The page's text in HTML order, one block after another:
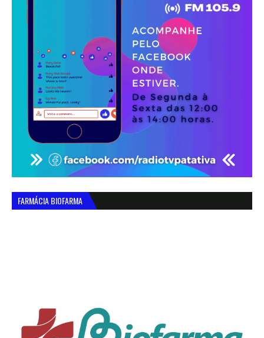
FARMÁCIA BIOFARMA